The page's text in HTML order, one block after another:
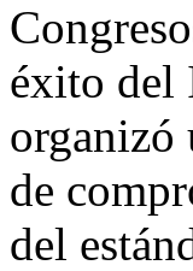
éxito del
organizó
de
del